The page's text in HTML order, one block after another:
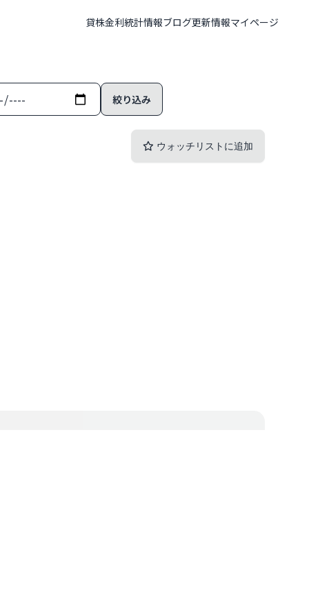
貸株金利統計情報ブログ更新情報マイページ
ウォッチリストに追加